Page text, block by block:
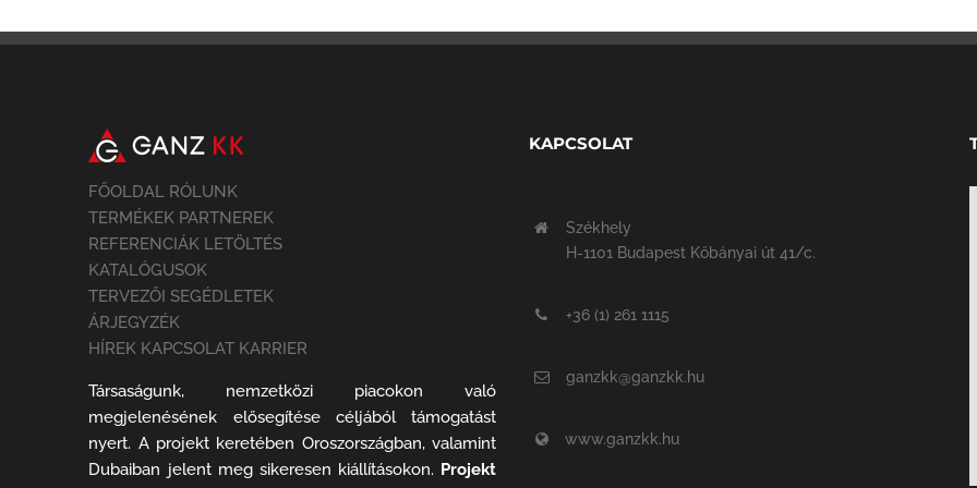
FŐOLDAL RÓLUNK
TERMÉKEK PARTNEREK
REFERENCIÁK LETÖLTÉS
KATALÓGUSOK
TERVEZŐI SEGÉDLETEK
ÁRJEGYZÉK
HÍREK KAPCSOLAT KARRIER
Társaságunk, nemzetközi piacokon való
megjelenésének elősegítése céljából támogatást
nyert. A projekt keretében Oroszországban, valamint
Dubaiban jelent meg sikeresen kiállításokon. Projekt
KAPCSOLAT
Székhely
H-1101 Budapest Kőbányai út 41/c.
+36 (1) 261 1115
ganzkk@ganzkk.hu
www.ganzkk.hu